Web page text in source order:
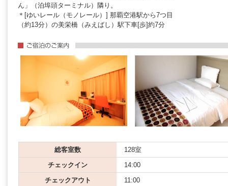
ん」（泊埠頭ターミナル）隣り。
＊[ゆいレール（モノレール）] 那覇空港駅から7つ目
（約13分）の美栄橋（みえばし）駅下車[歩]約7分
総客室数
128室
チェックイン
14:00
チェックアウト
11:00